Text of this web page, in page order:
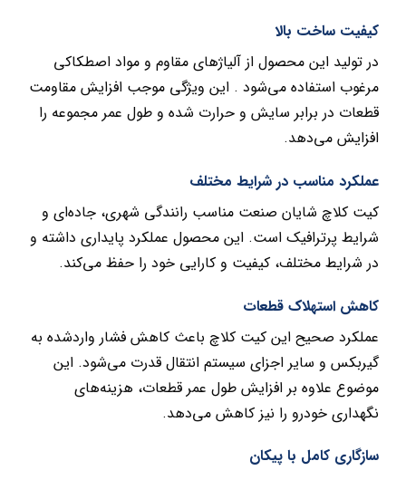
کیفیت ساخت بالا
در تولید این محصول از آلیاژهای مقاوم و مواد اصطکاکی
مرغوب استفاده می‌شود . این ویژگی موجب افزایش مقاومت
قطعات در برابر سایش و حرارت شده و طول عمر مجموعه را
افزایش می‌دهد.
عملکرد مناسب در شرایط مختلف
کیت کلاچ شایان صنعت مناسب رانندگی شهری، جاده‌ای و
شرایط پرترافیک است. این محصول عملکرد پایداری داشته و
در شرایط مختلف، کیفیت و کارایی خود را حفظ می‌کند.
کاهش استهلاک قطعات
عملکرد صحیح این کیت کلاچ باعث کاهش فشار واردشده به
گیربکس و سایر اجزای سیستم انتقال قدرت می‌شود. این
موضوع علاوه بر افزایش طول عمر قطعات، هزینه‌های
نگهداری خودرو را نیز کاهش می‌دهد.
سازگاری کامل با پیکان